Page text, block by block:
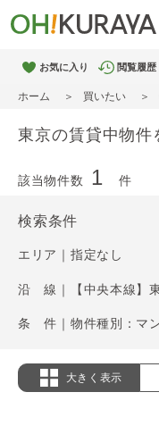
お気に入り 閲覧履歴
ホーム 買いたい
東京の賃貸中物件
該当物件数 1 件
検索条件
エリア｜指定なし
沿 線｜【中央本線】
大きく表示